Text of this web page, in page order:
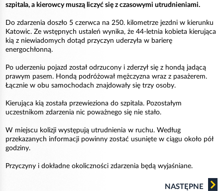
szpitala, a kierowcy muszą liczyć się z czasowymi utrudnieniami.
Do zdarzenia doszło 5 czerwca na 250. kilometrze jezdni w kierunku
Katowic. Ze wstępnych ustaleń wynika, że 44-letnia kobieta kierująca
kią z niewiadomych dotąd przyczyn uderzyła w barierę
energochłonną.
Po uderzeniu pojazd został odrzucony i zderzył się z hondą jadącą
prawym pasem. Hondą podróżował mężczyzna wraz z pasażerem.
Łącznie w obu samochodach znajdowały się trzy osoby.
Kierująca kią została przewieziona do szpitala. Pozostałym
uczestnikom zdarzenia nic poważnego się nie stało.
W miejscu kolizji występują utrudnienia w ruchu. Według
przekazanych informacji powinny zostać usunięte w ciągu około pół
godziny.
Przyczyny i dokładne okoliczności zdarzenia będą wyjaśniane.
NASTĘPNE